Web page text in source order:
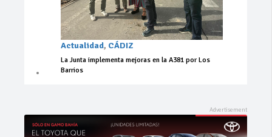
Actualidad, CÁDIZ
La Junta implementa mejoras en la A381 por Los
Barrios